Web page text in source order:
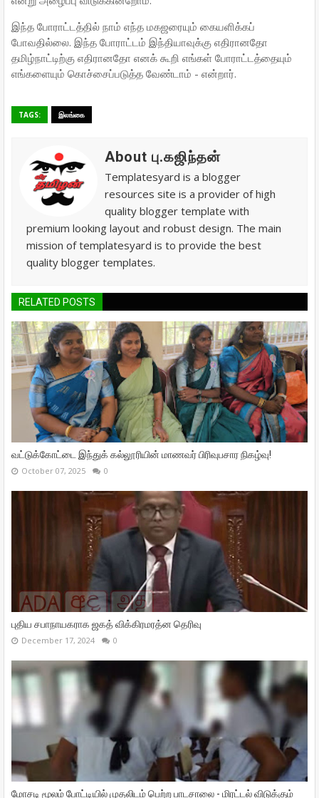
இந்த போராட்டத்தில் நாம் எந்த மகஜரையும் கையளிக்கப்
போவதில்லை. இந்த போராட்டம் இந்தியாவுக்கு எதிரானதோ
தமிழ்நாட்டிற்கு எதிரானதோ எனக் கூறி எங்கள் போராட்டத்தையும்
எங்களையும் கொச்சைப்படுத்த வேண்டாம் - என்றார்.
TAGS: இலங்கை
About பு.கஜிந்தன்
Templatesyard is a blogger
resources site is a provider of high
quality blogger template with
premium looking layout and robust design. The main
mission of templatesyard is to provide the best
quality blogger templates.
RELATED POSTS
வட்டுக்கோட்டை இந்துக் கல்லூரியின் மாணவர் பிரிவுபசார நிகழ்வு!
October 07, 2025 0
புதிய சபாநாயகராக ஜகத் விக்கிரமரத்ன தெரிவு
December 17, 2024 0
மோசடி மூலம் போட்டியில் முதலிடம் பெற்ற பாடசாலை - மிரட்டல் விடுக்கும்